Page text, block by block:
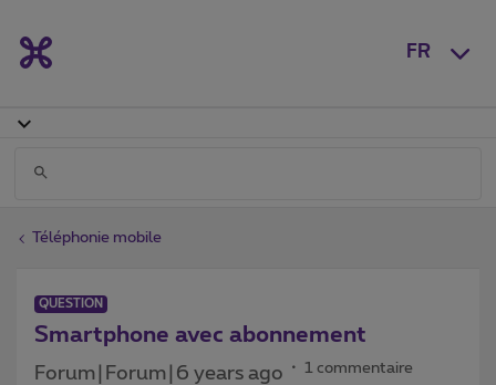
FR
Téléphonie mobile
QUESTION
Smartphone avec abonnement
Forum|Forum|6 years ago 1 commentaire